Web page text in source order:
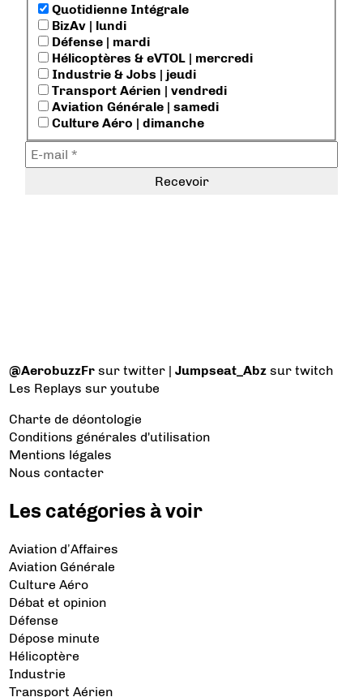
Quotidienne Intégrale
BizAv | lundi
Défense | mardi
Hélicoptères & eVTOL | mercredi
Industrie & Jobs | jeudi
Transport Aérien | vendredi
Aviation Générale | samedi
Culture Aéro | dimanche
@AerobuzzFr sur twitter |Jumpseat_Abz sur twitch
Les Replays sur youtube
Charte de déontologie
Conditions générales d'utilisation
Mentions légales
Nous contacter
Les catégories à voir
Aviation d’Affaires
Aviation Générale
Culture Aéro
Débat et opinion
Défense
Dépose minute
Hélicoptère
Industrie
Transport Aérien